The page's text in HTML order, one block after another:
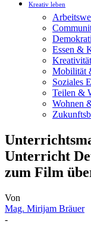
Kreativ leben
Essen &
Mobilität
Soziales
Teilen &
Wohnen
Unterricht
zum Film
Von
Mag. Mirijam Bräuer
-